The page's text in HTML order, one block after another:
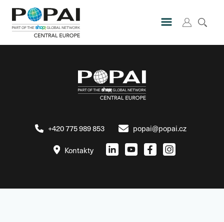
+420 775 989 853 popai@popai.cz
Kontakty